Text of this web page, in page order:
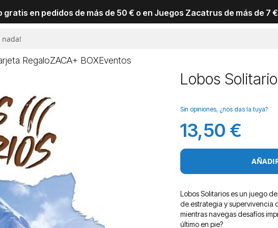
gratis en pedidos de más de 50 € o en Juegos Zacatrus de más de 7 €
RegaloZACA+ BOXEventos
Lobos
Sin opiniones, ¿nos das la tuya?
13,50 €
Lobos Solitarios es un juego
de estrategia y supervivencia
mientras navegas desafíos
último en pie?